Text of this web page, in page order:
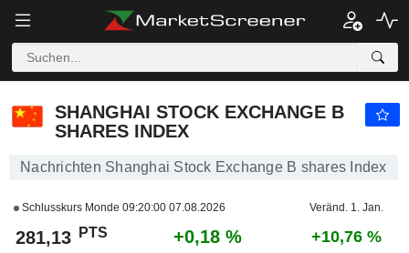
SHANGHAI STOCK EXCHANGE B
SHARES INDEX
Nachrichten Shanghai Stock Exchange B shares Index
Schlusskurs Monde 09:20:00 07.08.2026 Veränd. 1. Jan.
281,13 PTS +0,18 % +10,76 %